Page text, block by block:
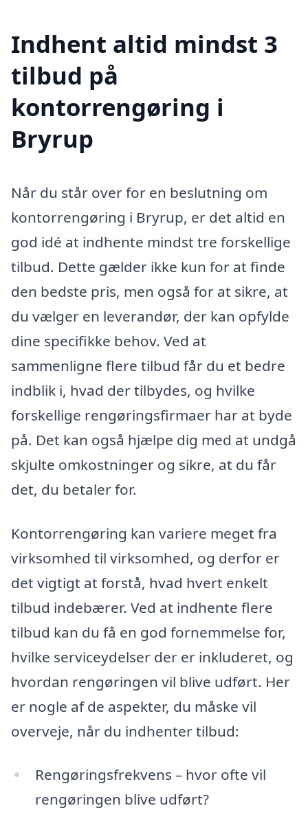
Indhent altid mindst 3
tilbud på
kontorrengøring i
Bryrup
Når du står over for en beslutning om
kontorrengøring i Bryrup, er det altid en
god idé at indhente mindst tre forskellige
tilbud. Dette gælder ikke kun for at finde
den bedste pris, men også for at sikre, at
du vælger en leverandør, der kan opfylde
dine specifikke behov. Ved at
sammenligne flere tilbud får du et bedre
indblik i, hvad der tilbydes, og hvilke
forskellige rengøringsfirmaer har at byde
på. Det kan også hjælpe dig med at undgå
skjulte omkostninger og sikre, at du får
det, du betaler for.
Kontorrengøring kan variere meget fra
virksomhed til virksomhed, og derfor er
det vigtigt at forstå, hvad hvert enkelt
tilbud indebærer. Ved at indhente flere
tilbud kan du få en god fornemmelse for,
hvilke serviceydelser der er inkluderet, og
hvordan rengøringen vil blive udført. Her
er nogle af de aspekter, du måske vil
overveje, når du indhenter tilbud:
Rengøringsfrekvens – hvor ofte vil
rengøringen blive udført?